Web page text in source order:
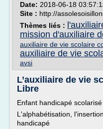
Date: 2018-06-18
Site : http://
Thèmes liés :
mission d'auxiliaire
auxiliaire de vie scolaire
auxiliaire de vie
avsi
L’auxiliaire de vie
Libre
Enfant handicapé
L'alphabétisation,
handicapé